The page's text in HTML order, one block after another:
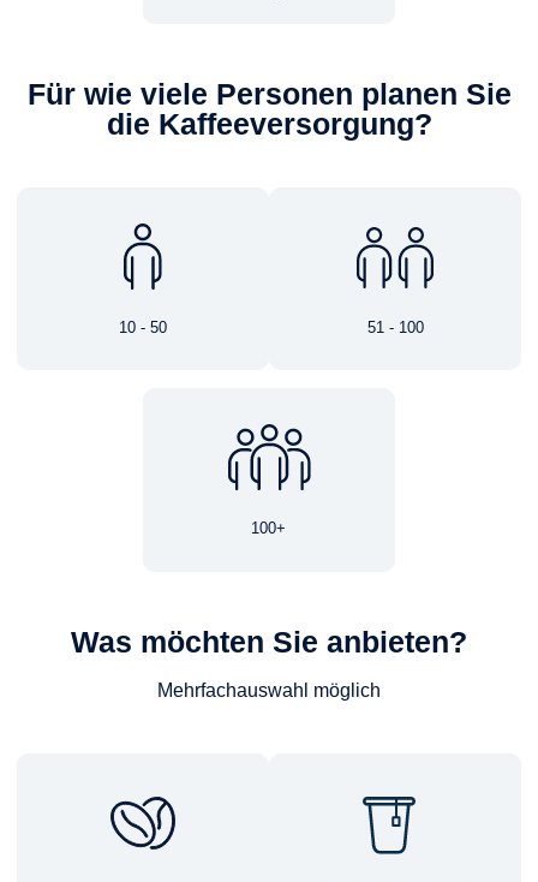
Für wie viele Personen planen Sie
die Kaffeeversorgung?
10 - 50 51 - 100
100+
Was möchten Sie anbieten?
Mehrfachauswahl möglich